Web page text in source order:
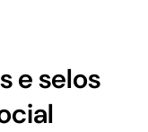
e selos